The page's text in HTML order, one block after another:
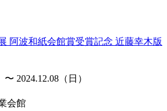
阿波和紙会館賞受賞記念 近藤幸木版
2024.12.08（日）
会館